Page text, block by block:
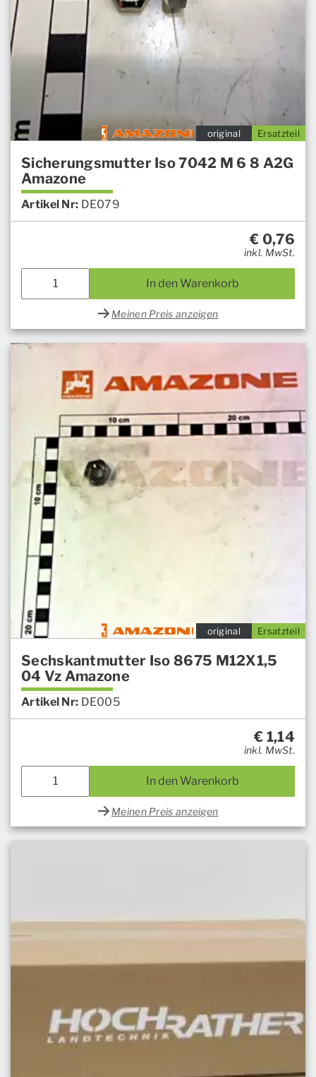
Ersatzteil
original
Sicherungsmutter Iso 7042 M 6 8 A2G
Amazone
Artikel Nr: DE079
€ 0,76
inkl. MwSt.
In den Warenkorb
Meinen Preis anzeigen
Ersatzteil
original
Sechskantmutter Iso 8675 M12X1,5
04 Vz Amazone
Artikel Nr: DE005
€ 1,14
inkl. MwSt.
In den Warenkorb
Meinen Preis anzeigen